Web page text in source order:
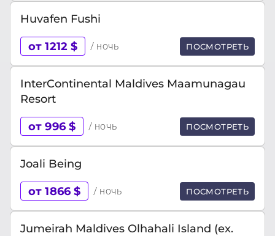
Huvafen Fushi
от 1212 $ / ночь ПОСМОТРЕТЬ
InterContinental Maldives Maamunagau
Resort
от 996 $ / ночь ПОСМОТРЕТЬ
Joali Being
от 1866 $ / ночь ПОСМОТРЕТЬ
Jumeirah Maldives Olhahali Island (ex.